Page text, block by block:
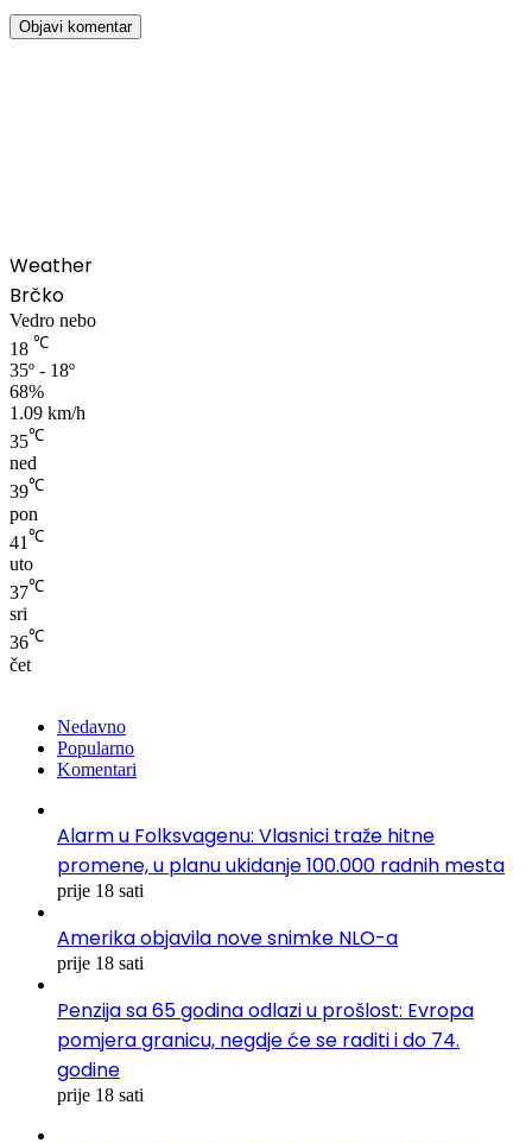
Weather
Brčko
Vedro nebo
18 ℃
35º - 18º
68%
1.09 km/h
35℃
ned
39℃
pon
41 ℃
uto
37℃
sri
36℃
čet
Nedavno
Popularno
Komentari
Alarm u Folksvagenu: Vlasnici traže hitne
promene, u planu ukidanje 100.000 radnih mesta
prije 18 sati
Amerika objavila nove snimke NLO-a
prije 18 sati
Penzija sa 65 godina odlazi u prošlost: Evropa
pomjera granicu, negdje će se raditi i do 74.
godine
prije 18 sati